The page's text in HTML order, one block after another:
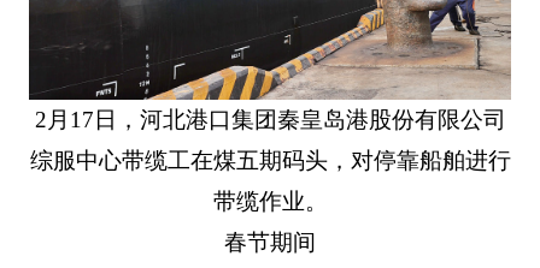
2月17日，河北港口集团秦皇岛港股份有限公司
综服中心带缆工在煤五期码头，对停靠船舶进行
带缆作业。
春节期间